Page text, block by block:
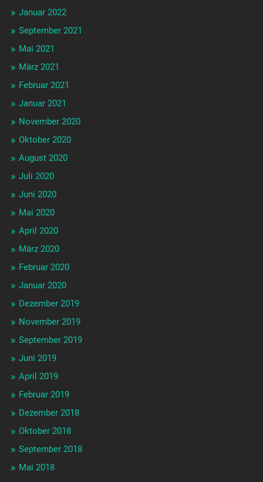
Januar 2022
September 2021
Mai 2021
März 2021
Februar 2021
Januar 2021
November 2020
Oktober 2020
August 2020
Juli 2020
Juni 2020
Mai 2020
April 2020
März 2020
Februar 2020
Januar 2020
Dezember 2019
November 2019
September 2019
Juni 2019
April 2019
Februar 2019
Dezember 2018
Oktober 2018
September 2018
Mai 2018